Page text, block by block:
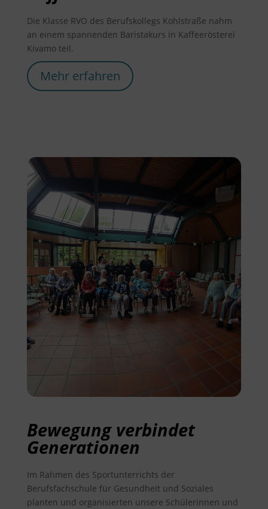
Die Klasse RVO des Berufskollegs Kohlstraße nahm
an einem spannenden Baristakurs in Kaffeerösterei
Kivamo teil.
Mehr erfahren
Bewegung verbindet
Generationen
Im Rahmen des Sportunterrichts der
Berufsfachschule für Gesundheit und Soziales
planten und organisierten unsere Schülerinnen und